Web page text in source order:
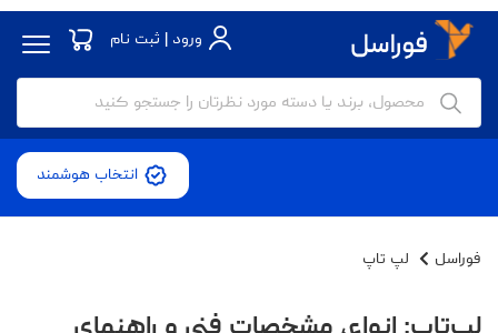
ورود | ثبت نام
انتخاب هوشمند
فوراسل لپ تاپ
لپ‌تاپ: انواع، مشخصات فنی و راهنمای